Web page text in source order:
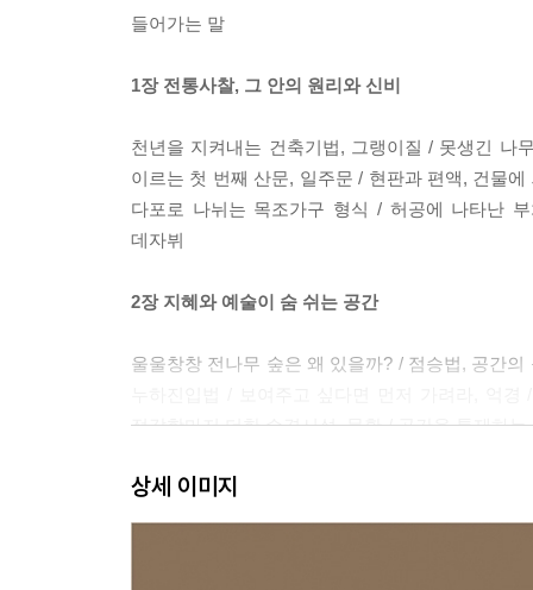
들어가는 말
1장 전통사찰, 그 안의 원리와 신비
천년을 지켜내는 건축기법, 그랭이질 / 못생긴 나
이르는 첫 번째 산문, 일주문 / 현판과 편액, 건물
다포로 나뉘는 목조가구 형식 / 허공에 나타난
데자뷔
2장 지혜와 예술이 숨 쉬는 공간
울울창창 전나무 숲은 왜 있을까? / 점승법, 공간
정갈함마저 더한 수경시설, 물확 / 공간을 통제하
따라 달라지는 법당 명칭 / 최고 지존을 모신 곳, 대
상세 이미지